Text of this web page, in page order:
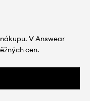
V Answear
cen.